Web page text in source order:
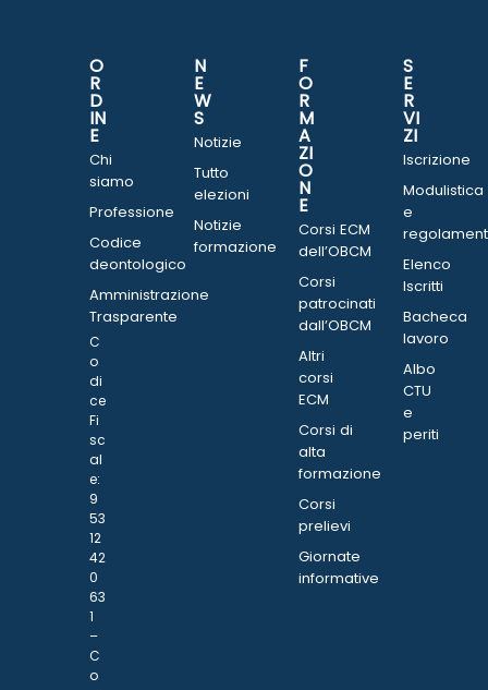
O
R
D
IN
E
Chi
siamo
Professione
Codice
deontologico
Amministrazione
Trasparente
C
o
di
ce
Fi
sc
al
e:
9
53
12
42
0
63
1
–
C
o
N
E
W
S
Notizie
Tutto
elezioni
Notizie
formazione
F
O
R
M
A
ZI
O
N
E
Corsi ECM
dell’OBCM
Corsi
patrocinati
dall’OBCM
Altri
corsi
ECM
Corsi di
alta
formazione
Corsi
prelievi
Giornate
informative
S
E
R
VI
ZI
Iscrizione
Modulistica
e
Elenco
Iscritti
Bacheca
lavoro
Albo
CTU
e
periti